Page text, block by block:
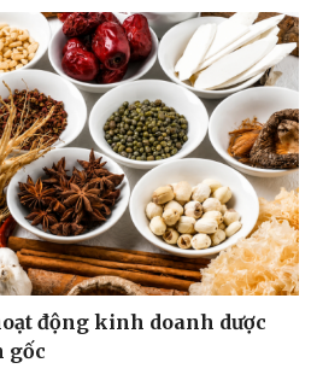
động kinh doanh dược
gốc